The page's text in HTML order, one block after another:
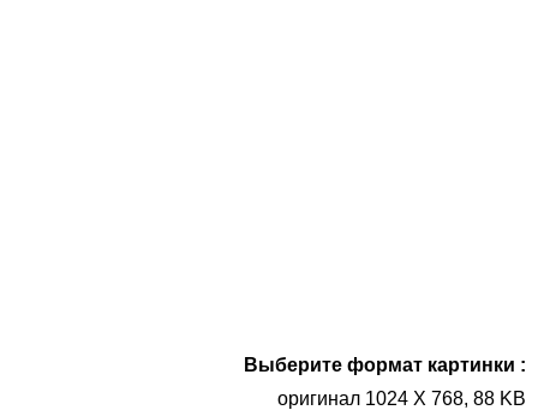
Выберите формат картинки :
оригинал 1024 X 768, 88 KB